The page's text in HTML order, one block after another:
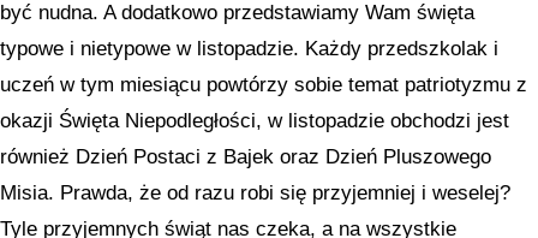
być nudna. A dodatkowo przedstawiamy Wam święta
typowe i nietypowe w listopadzie. Każdy przedszkolak i
uczeń w tym miesiącu powtórzy sobie temat patriotyzmu z
okazji Święta Niepodległości, w listopadzie obchodzi jest
również Dzień Postaci z Bajek oraz Dzień Pluszowego
Misia. Prawda, że od razu robi się przyjemniej i weselej?
Tyle przyjemnych świąt nas czeka, a na wszystkie